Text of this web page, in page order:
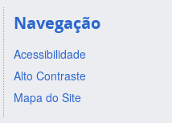
Navegação
Acessibilidade
Alto Contraste
Mapa do Site